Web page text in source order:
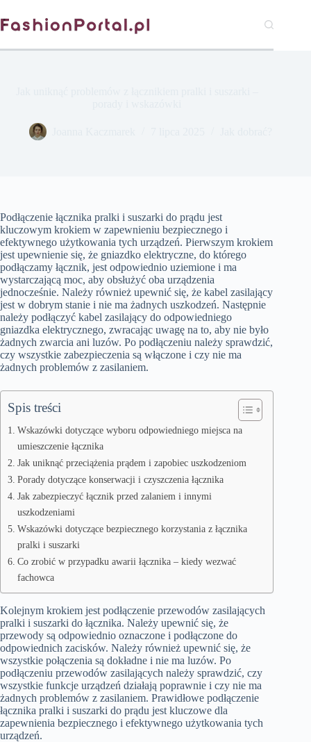
do
treści
Podłączenie łącznika pralki i suszarki do prądu jest
kluczowym krokiem w zapewnieniu bezpiecznego i
efektywnego użytkowania tych urządzeń. Pierwszym krokiem
jest upewnienie się, że gniazdko elektryczne, do którego
podłączamy łącznik, jest odpowiednio uziemione i ma
wystarczającą moc, aby obsłużyć oba urządzenia
jednocześnie. Należy również upewnić się, że kabel zasilający
jest w dobrym stanie i nie ma żadnych uszkodzeń. Następnie
należy podłączyć kabel zasilający do odpowiedniego
gniazdka elektrycznego, zwracając uwagę na to, aby nie było
żadnych zwarcia ani luzów. Po podłączeniu należy sprawdzić,
czy wszystkie zabezpieczenia są włączone i czy nie ma
żadnych problemów z zasilaniem.
Spis treści
Wskazówki dotyczące wyboru odpowiedniego miejsca na
umieszczenie łącznika
Jak uniknąć przeciążenia prądem i zapobiec uszkodzeniom
Porady dotyczące konserwacji i czyszczenia łącznika
Jak zabezpieczyć łącznik przed zalaniem i innymi
uszkodzeniami
Wskazówki dotyczące bezpiecznego korzystania z łącznika
pralki i suszarki
Co zrobić w przypadku awarii łącznika – kiedy wezwać
fachowca
Kolejnym krokiem jest podłączenie przewodów zasilających
pralki i suszarki do łącznika. Należy upewnić się, że
przewody są odpowiednio oznaczone i podłączone do
odpowiednich zacisków. Należy również upewnić się, że
wszystkie połączenia są dokładne i nie ma luzów. Po
podłączeniu przewodów zasilających należy sprawdzić, czy
wszystkie funkcje urządzeń działają poprawnie i czy nie ma
żadnych problemów z zasilaniem. Prawidłowe podłączenie
łącznika pralki i suszarki do prądu jest kluczowe dla
zapewnienia bezpiecznego i efektywnego użytkowania tych
urządzeń.